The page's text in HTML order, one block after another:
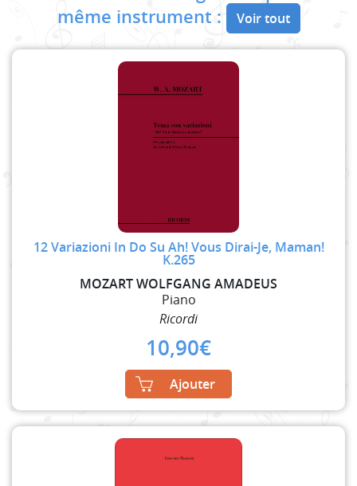
même instrument :
Voir tout
12 Variazioni In Do Su Ah! Vous Dirai-Je, Maman!
K.265
MOZART WOLFGANG AMADEUS
Piano
Ricordi
10,90€
Ajouter